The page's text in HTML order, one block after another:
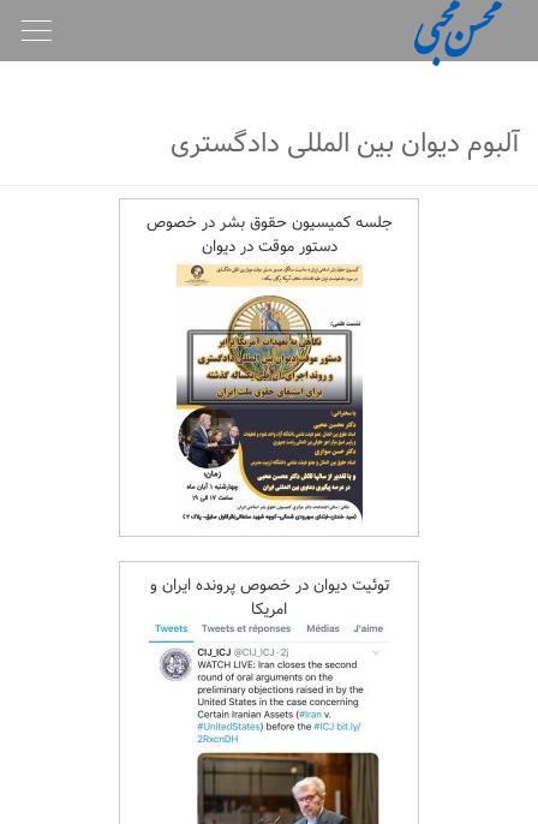
آلبوم دیوان بین المللی دادگستری
جلسه کمیسیون حقوق بشر در خصوص
دستور موقت در دیوان
توئیت دیوان در خصوص پرونده ایران و
امریکا